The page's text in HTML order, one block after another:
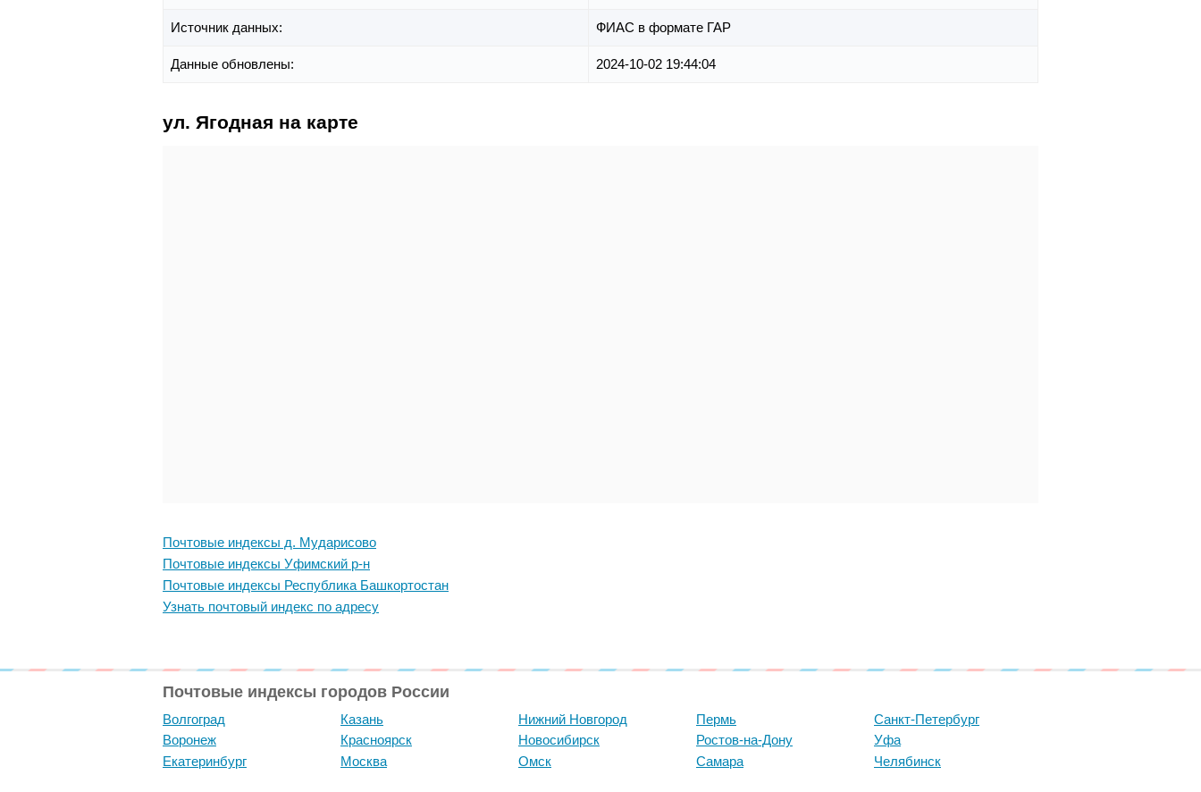
Источник данных: ФИАС в формате ГАР
Данные обновлены: 2024-10-02 19:44:04
ул. Ягодная на карте
Почтовые индексы д. Мударисово
Почтовые индексы Уфимский р-н
Почтовые индексы Республика Башкортостан
Узнать почтовый индекс по адресу
Почтовые индексы городов России
Волгоград
Воронеж
Екатеринбург
Казань
Красноярск
Москва
Нижний Новгород
Новосибирск
Омск
Пермь
Ростов-на-Дону
Самара
Санкт-Петербург
Уфа
Челябинск